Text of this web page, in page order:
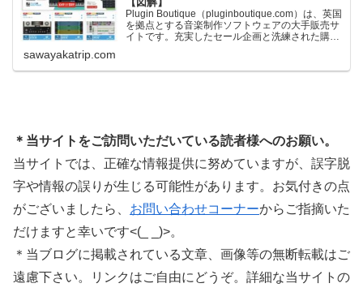
Plugin Boutique（pluginboutique.com）は、英国
を拠点とする音楽制作ソフトウェアの大手販売サ
イトです。充実したセール企画と洗練された購入
に知っておきたいこと価格表示に…
sawayakatrip.com
＊当サイトをご訪問いただいている読者様へのお願い。
当サイトでは、正確な情報提供に努めていますが、誤字脱
字や情報の誤りが生じる可能性があります。お気付きの点
がございましたら、 お問い合わせコーナーからご指摘いた
だけますと幸いです<(_ _)>。
＊当ブログに掲載されている文章、画像等の無断転載はご
遠慮下さい。リンクはご自由にどうぞ。詳細な当サイトの